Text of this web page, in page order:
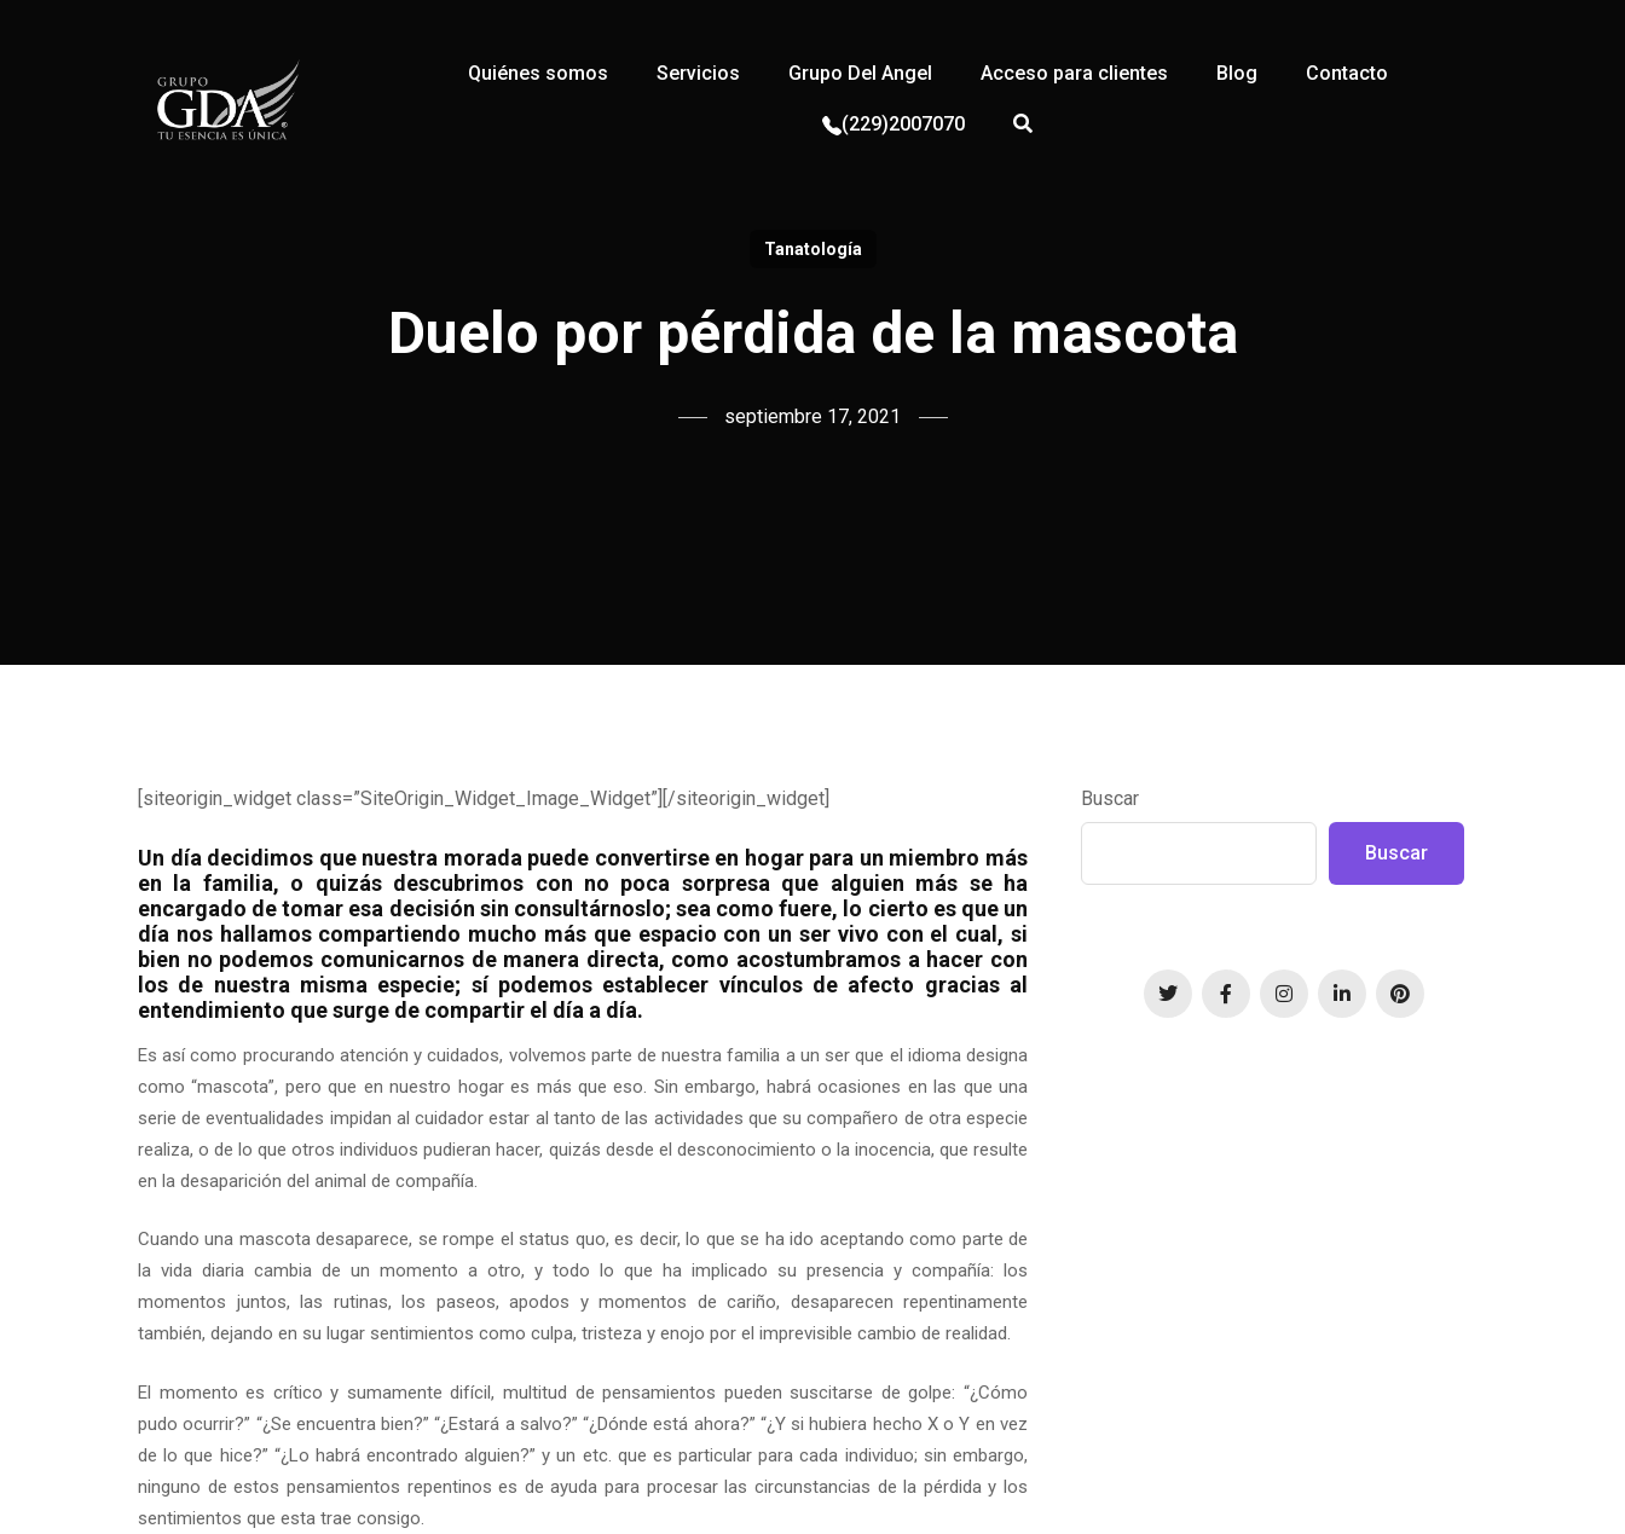
Quiénes somos Servicios Grupo Del Angel Acceso para clientes Blog Contacto
(229)2007070
Tanatología
Duelo por pérdida de la mascota
septiembre 17, 2021
[siteorigin_widget class=”SiteOrigin_Widget_Image_Widget”][/siteorigin_widget]
Un día decidimos que nuestra morada puede convertirse en hogar para un miembro más
en la familia, o quizás descubrimos con no poca sorpresa que alguien más se ha
encargado de tomar esa decisión sin consultárnoslo; sea como fuere, lo cierto es que un
día nos hallamos compartiendo mucho más que espacio con un ser vivo con el cual, si
bien no podemos comunicarnos de manera directa, como acostumbramos a hacer con
los de nuestra misma especie; sí podemos establecer vínculos de afecto gracias al
entendimiento que surge de compartir el día a día.
Es así como procurando atención y cuidados, volvemos parte de nuestra familia a un ser que el idioma designa
como “mascota”, pero que en nuestro hogar es más que eso. Sin embargo, habrá ocasiones en las que una
serie de eventualidades impidan al cuidador estar al tanto de las actividades que su compañero de otra especie
realiza, o de lo que otros individuos pudieran hacer, quizás desde el desconocimiento o la inocencia, que resulte
en la desaparición del animal de compañía.
Cuando una mascota desaparece, se rompe el status quo, es decir, lo que se ha ido aceptando como parte de
la vida diaria cambia de un momento a otro, y todo lo que ha implicado su presencia y compañía: los
momentos juntos, las rutinas, los paseos, apodos y momentos de cariño, desaparecen repentinamente
también, dejando en su lugar sentimientos como culpa, tristeza y enojo por el imprevisible cambio de realidad.
El momento es crítico y sumamente difícil, multitud de pensamientos pueden suscitarse de golpe: “¿Cómo
pudo ocurrir?” “¿Se encuentra bien?” “¿Estará a salvo?” “¿Dónde está ahora?” “¿Y si hubiera hecho X o Y en vez
de lo que hice?” “¿Lo habrá encontrado alguien?” y un etc. que es particular para cada individuo; sin embargo,
ninguno de estos pensamientos repentinos es de ayuda para procesar las circunstancias de la pérdida y los
sentimientos que esta trae consigo.
Buscar
Buscar